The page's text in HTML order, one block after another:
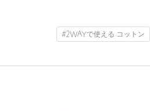
#2WAYで使える コットン